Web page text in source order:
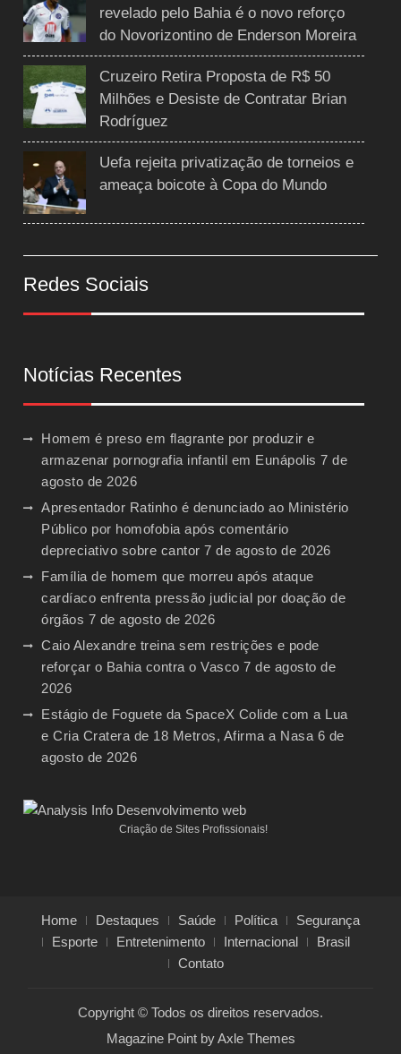
revelado pelo Bahia é o novo reforço
do Novorizontino de Enderson Moreira
Cruzeiro Retira Proposta de R$ 50
Milhões e Desiste de Contratar Brian
Rodríguez
Uefa rejeita privatização de torneios e
ameaça boicote à Copa do Mundo
Redes Sociais
Notícias Recentes
Homem é preso em flagrante por produzir e
armazenar pornografia infantil em Eunápolis 7 de
agosto de 2026
Apresentador Ratinho é denunciado ao Ministério
Público por homofobia após comentário
depreciativo sobre cantor 7 de agosto de 2026
Família de homem que morreu após ataque
cardíaco enfrenta pressão judicial por doação de
órgãos 7 de agosto de 2026
Caio Alexandre treina sem restrições e pode
reforçar o Bahia contra o Vasco 7 de agosto de
2026
Estágio de Foguete da SpaceX Colide com a Lua
e Cria Cratera de 18 Metros, Afirma a Nasa 6 de
agosto de 2026
Criação de Sites Profissionais!
Home Destaques Saúde Política
Segurança
Esporte
Entretenimento Internacional
Brasil
Contato
Copyright © Todos os direitos reservados.
Magazine Point byAxle Themes